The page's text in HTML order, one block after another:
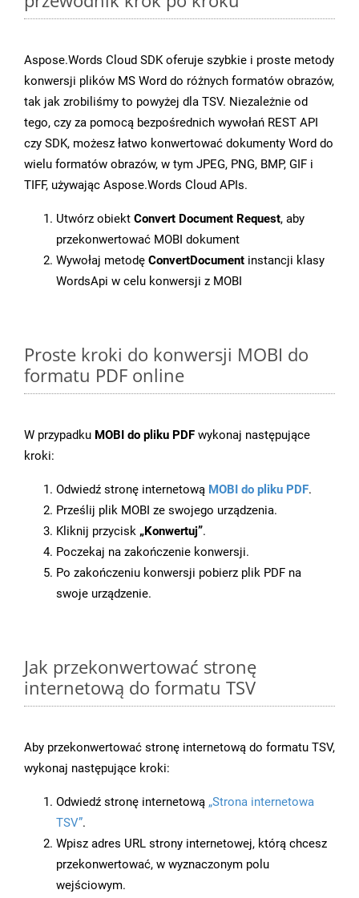
Aspose.Words Cloud SDK oferuje szybkie i proste metody
konwersji plików MS Word do różnych formatów obrazów,
tak jak zrobiliśmy to powyżej dla TSV. Niezależnie od
tego, czy za pomocą bezpośrednich wywołań REST API
czy SDK, możesz łatwo konwertować dokumenty Word do
wielu formatów obrazów, w tym JPEG, PNG, BMP, GIF i
TIFF, używając Aspose.Words Cloud APIs.
Utwórz obiekt Convert Document Request, aby
przekonwertować MOBI dokument
Wywołaj metodę ConvertDocument instancji klasy
WordsApi w celu konwersji z MOBI
Proste kroki do konwersji MOBI do
formatu PDF online
W przypadku MOBI do pliku PDF wykonaj następujące
kroki:
Odwiedź stronę internetową MOBI do pliku PDF.
Prześlij plik MOBI ze swojego urządzenia.
Kliknij przycisk „Konwertuj”.
Poczekaj na zakończenie konwersji.
Po zakończeniu konwersji pobierz plik PDF na
swoje urządzenie.
Jak przekonwertować stronę
internetową do formatu TSV
Aby przekonwertować stronę internetową do formatu TSV,
wykonaj następujące kroki:
Odwiedź stronę internetową „Strona internetowa
TSV”.
Wpisz adres URL strony internetowej, którą chcesz
przekonwertować, w wyznaczonym polu
wejściowym.